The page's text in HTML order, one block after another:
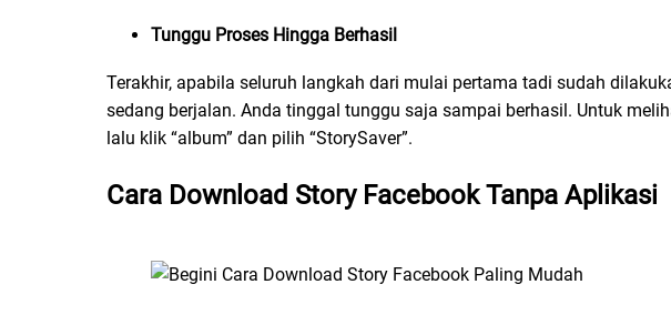
Tunggu Proses Hingga Berhasil
Terakhir, apabila seluruh langkah dari mulai pertama tadi sudah
sedang berjalan. Anda tinggal tunggu saja sampai berhasil. Untuk
lalu klik “album” dan pilih “StorySaver”.
Cara Download Story Facebook Tanpa Aplikasi